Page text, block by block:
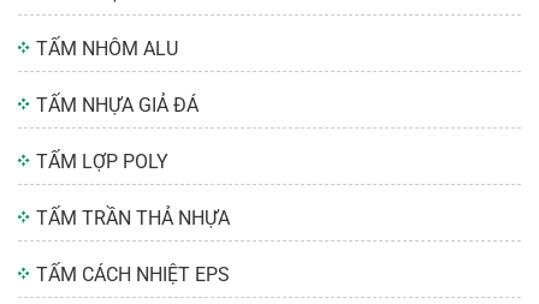
TẤM NHÔM ALU
TẤM NHỰA GIẢ ĐÁ
TẤM LỢP POLY
TẤM TRẦN THẢ NHỰA
TẤM CÁCH NHIỆT EPS